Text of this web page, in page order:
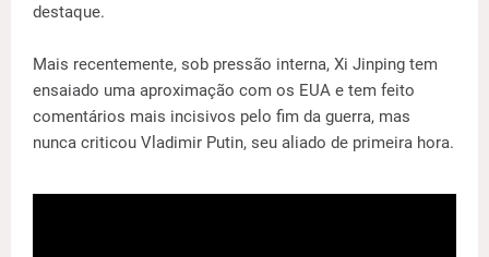
destaque.
Mais recentemente, sob pressão interna, Xi Jinping tem
ensaiado uma aproximação com os EUA e tem feito
comentários mais incisivos pelo fim da guerra, mas
nunca criticou Vladimir Putin, seu aliado de primeira hora.